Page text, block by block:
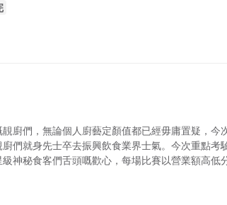
廚們，無論個人廚藝定顏值都已經毋庸置疑，
們就身先士卒去振興飲食業界士氣。今次重點
神秘食客們舌頭嘅歡心，每場比賽以營業額高低